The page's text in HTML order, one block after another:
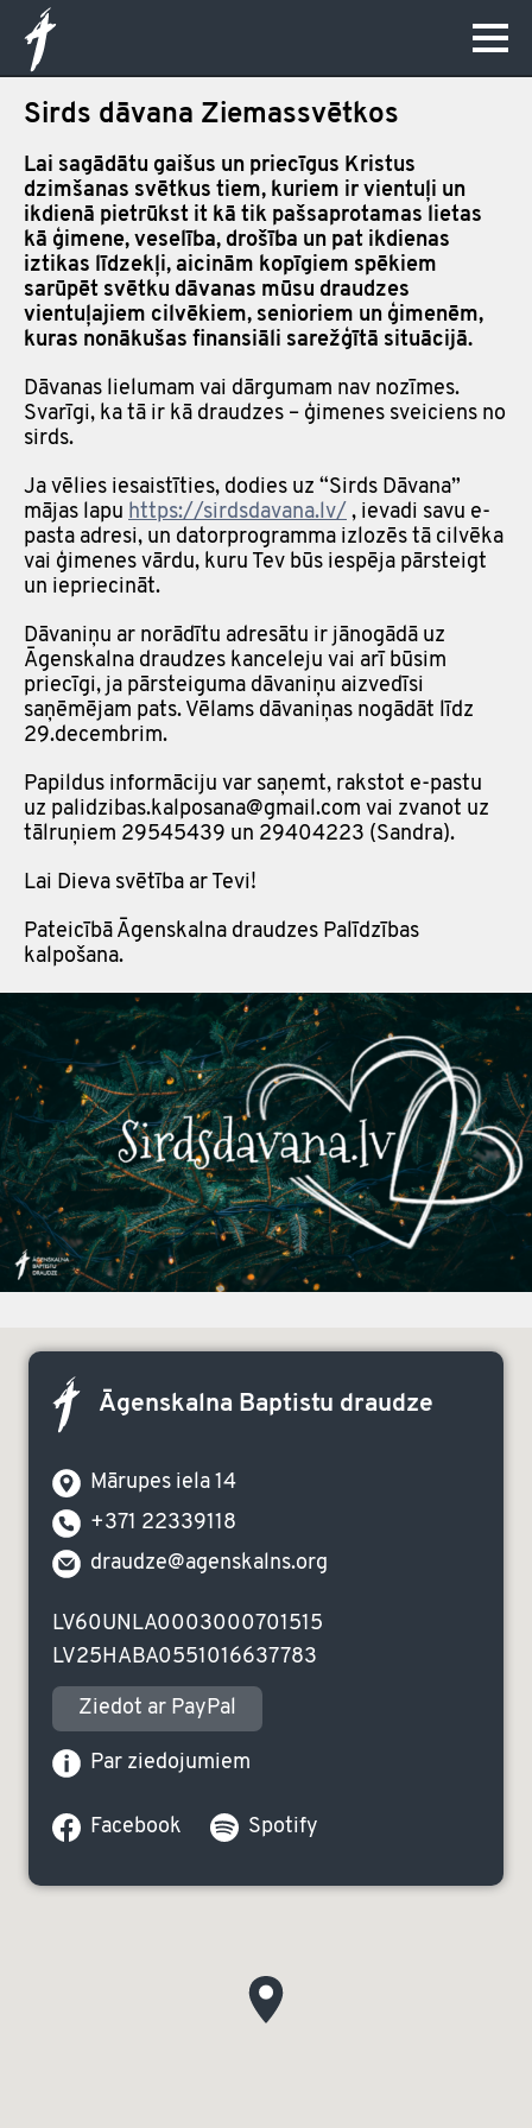
Sirds dāvana Ziemassvētkos
Lai sagādātu gaišus un priecīgus Kristus
dzimšanas svētkus tiem, kuriem ir vientuļi un
ikdienā pietrūkst it kā tik pašsaprotamas lietas
kā ģimene, veselība, drošība un pat ikdienas
iztikas līdzekļi, aicinām kopīgiem spēkiem
sarūpēt svētku dāvanas mūsu draudzes
vientuļajiem cilvēkiem, senioriem un ģimenēm,
kuras nonākušas finansiāli sarežģītā situācijā.
Dāvanas lielumam vai dārgumam nav nozīmes.
Svarīgi, ka tā ir kā draudzes – ģimenes sveiciens no
sirds.
Ja vēlies iesaistīties, dodies uz “Sirds Dāvana”
mājas lapu https://sirdsdavana.lv/ , ievadi savu e-
pasta adresi, un datorprogramma izlozēs tā cilvēka
vai ģimenes vārdu, kuru Tev būs iespēja pārsteigt
un iepriecināt.
Dāvaniņu ar norādītu adresātu ir jānogādā uz
Āgenskalna draudzes kanceleju vai arī būsim
priecīgi, ja pārsteiguma dāvaniņu aizvedīsi
saņēmējam pats. Vēlams dāvaniņas nogādāt līdz
29.decembrim.
Papildus informāciju var saņemt, rakstot e-pastu
uz palidzibas.kalposana@gmail.com vai zvanot uz
tālruņiem 29545439 un 29404223 (Sandra).
Lai Dieva svētība ar Tevi!
Pateicībā Āgenskalna draudzes Palīdzības
kalpošana.
Āgenskalna Baptistu draudze
Mārupes iela 14
+371 22339118
draudze@agenskalns.org
LV60UNLA0003000701515
LV25HABA0551016637783
Ziedot ar PayPal
Par ziedojumiem
Facebook Spotify